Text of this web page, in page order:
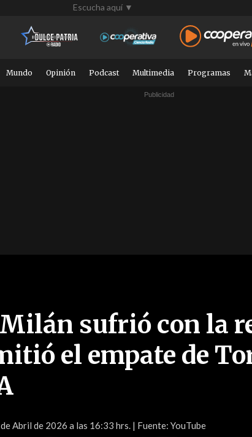
Escucha aquí ▼
Mundo Opinión Podcast Multimedia Programas
sufrió con la
el empate de
Abril de 2026 a las 16:33 hrs. | Fuente: YouTube